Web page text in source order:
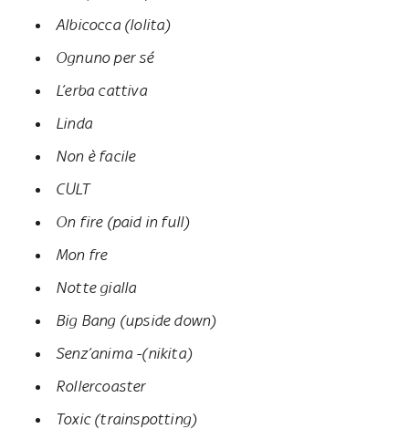
Albicocca (lolita)
Ognuno per sé
L’erba cattiva
Linda
Non è facile
CULT
On fire (paid in full)
Mon fre
Notte gialla
Big Bang (upside down)
Senz’anima -(nikita)
Rollercoaster
Toxic (trainspotting)